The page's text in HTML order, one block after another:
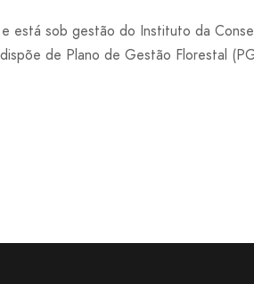
está sob gestão do Instituto da
de Plano de Gestão Florestal